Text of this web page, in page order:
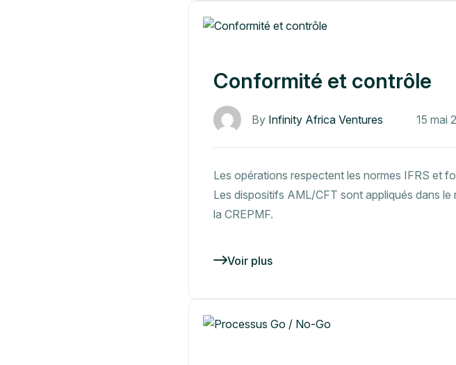
Conformité et contrôle
By Infinity Africa Ventures 15 mai
Les opérations respectent les normes IFRS et
Les dispositifs AML/CFT sont appliqués dans
la CREPMF.
Voir plus